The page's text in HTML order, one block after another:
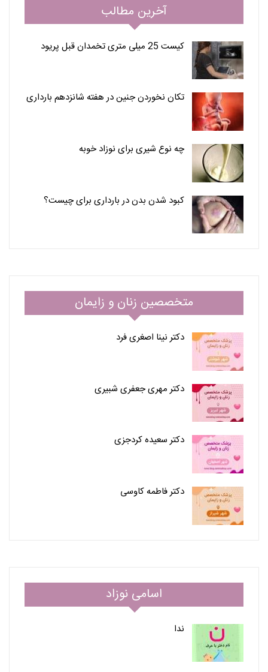
آخرین مطالب
کیست 25 میلی متری تخمدان قبل پریود
تکان نخوردن جنین در هفته شانزدهم بارداری
چه نوع شیری برای نوزاد خوبه
کبود شدن بدن در بارداری برای چیست؟
متخصصین زنان و زایمان
دکتر نینا اصغری فرد
دکتر مهری جعفری شبیری
دکتر سعیده کردجزی
دکتر فاطمه کاوسی
اسامی نوزاد
ندا